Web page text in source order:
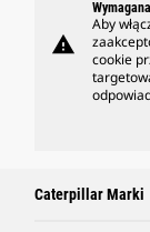
warning
Aby
cookie
Caterpillar Marki